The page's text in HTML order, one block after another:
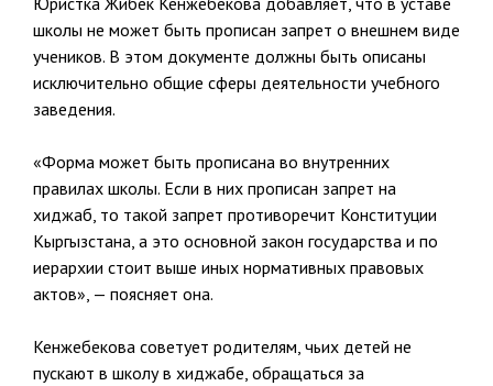
школы не может быть прописан запрет о внешнем виде
учеников. В этом документе должны быть описаны
исключительно общие сферы деятельности учебного
заведения.
«Форма может быть прописана во внутренних
правилах школы. Если в них прописан запрет на
хиджаб, то такой запрет противоречит Конституции
Кыргызстана, а это основной закон государства и по
иерархии стоит выше иных нормативных правовых
актов», — поясняет она.
Кенжебекова советует родителям, чьих детей не
пускают в школу в хиджабе, обращаться за